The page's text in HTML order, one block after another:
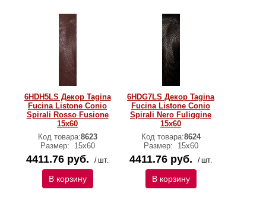
6HDH5LS Декор Tagina
Fucina Listone Conio
Spirali Rosso Fusione
15x60
Код товара:8623
Размер:
15x60
4411.76 руб. / шт.
В корзину
6HDG7LS Декор Tagina
Fucina Listone Conio
Spirali Nero Fuliggine
15x60
Код товара:8624
Размер:
15x60
4411.76 руб. / шт.
В корзину